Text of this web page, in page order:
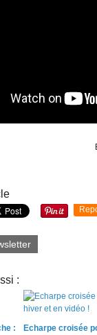
:
:
Echarpe croisée